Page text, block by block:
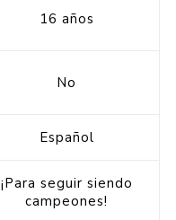
16 años
No
Español
¡Para seguir siendo
campeones!